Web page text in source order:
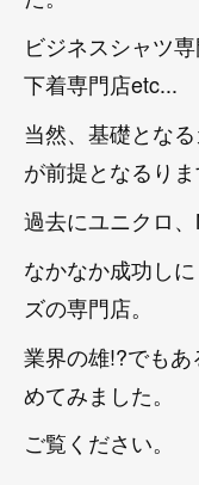
ビジネスシャツ
下着専門店etc...
当然、基礎とな
が前提となるりま
過去にユニクロ、
なかなか成功し
ズの専門店。
業界の雄!?でも
めてみました。
ご覧ください。